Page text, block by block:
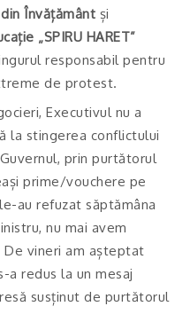
Învățământ și
„SPIRU HARET”
responsabil pentru
de protest.
Executivul nu a
la stingerea conflictului
prin purtătorul
prime/vouchere pe
au refuzat săptămâna
nu mai avem
De vineri am așteptat
a redus la un mesaj
susținut de purtătorul